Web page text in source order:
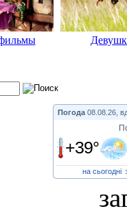
Погода 08.08.26,
+39°
на сьогодні